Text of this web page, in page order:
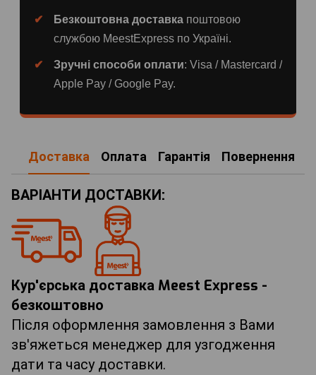
Безкоштовна доставка поштовою
службою MeestExpress по Україні.
Зручні способи оплати: Visa / Mastercard /
Apple Pay / Google Pay.
Доставка Оплата Гарантія Повернення
ВАРІАНТИ ДОСТАВКИ:
Кур'єрська доставка Meest Express -
безкоштовно
Після оформлення замовлення з Вами
зв'яжеться менеджер для узгодження
дати та часу доставки.